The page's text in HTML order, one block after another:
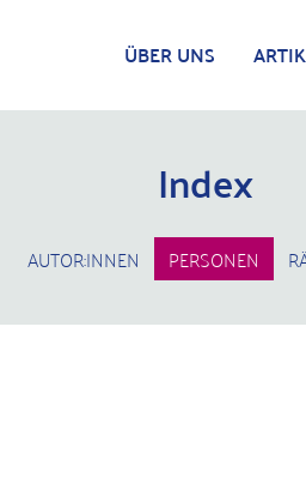
ÜBER UNS
Index
AUTOR:INNEN PERSONEN